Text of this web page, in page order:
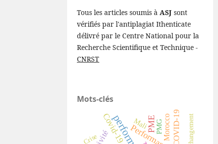
Tous les articles soumis àASJ sont
vérifiés par l'antiplagiat Ithenticate
délivré par le Centre National pour la
Recherche Scientifique et Technique -
CNRST
Mots-clés
PME
Covid-19 COVID-19
Morocco
Mali PMG
Crise